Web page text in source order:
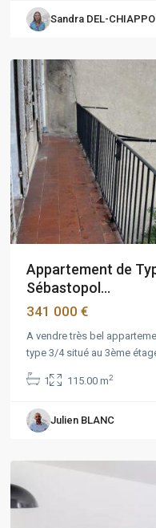
Sandra DEL-CHIAPPO
Marseille
Marseille
Appartement de
Sébastopol...
341 000 €
A vendre très bel
type 3/4 situé au 3ème
1 115.00 m2
Julien BLANC
PACA,
Marseille
Marseille